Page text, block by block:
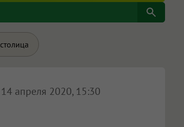
14 апреля 2020, 15:30